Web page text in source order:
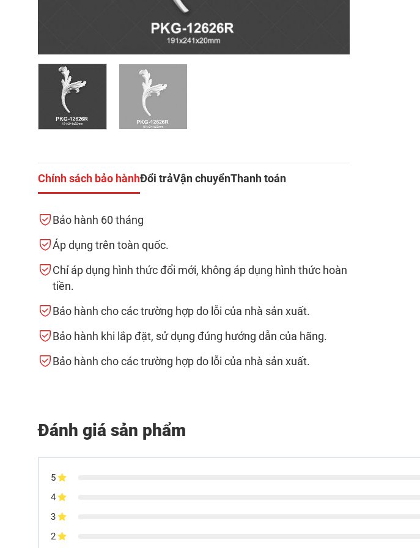
Chính sách bảo hànhĐổi trảVận chuyểnThanh toán
Bảo hành 60 tháng
Áp dụng trên toàn quốc.
Chỉ áp dụng hình thức đổi mới, không áp dụng hình thức hoàn
tiền.
Bảo hành cho các trường hợp do lỗi của nhà sản xuất.
Bảo hành khi lắp đặt, sử dụng đúng hướng dẫn của hãng.
Bảo hành cho các trường hợp do lỗi của nhà sản xuất.
Đánh giá sản phẩm
5
4
3
2